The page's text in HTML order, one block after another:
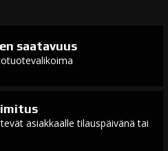
saatavuus
asiakkaalle tilauspäivänä tai